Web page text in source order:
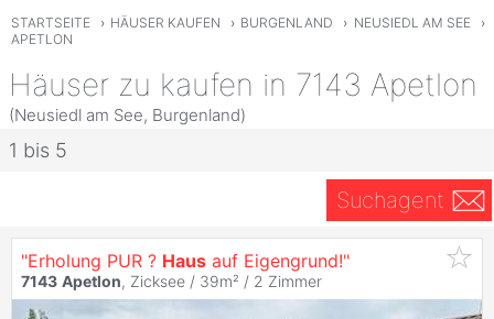
STARTSEITE › HÄUSER KAUFEN › BURGENLAND › NEUSIEDL AM SEE
›
APETLON
Häuser zu kaufen in 7143 Apetlon
(Neusiedl am See, Burgenland)
1 bis 5
Suchagent
"Erholung PUR ? Haus auf Eigengrund!"
7143 Apetlon, Zicksee / 39m² / 2 Zimmer